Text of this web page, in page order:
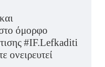
και
όμορφο
#IF.Lefkaditi
ονειρευτεί